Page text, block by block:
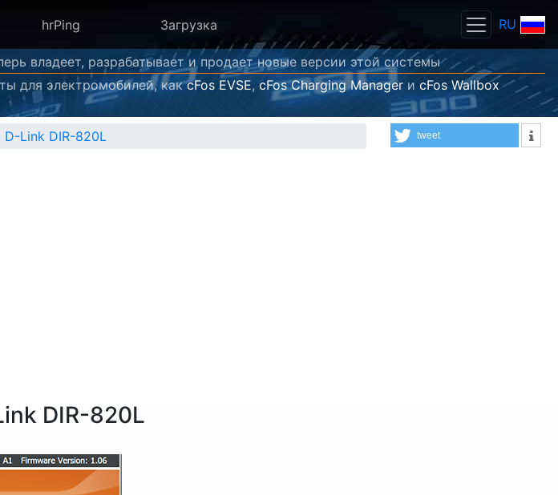
hrPing Загрузка RU
владеет, разрабатывает и продает новые версии этой системы
для электромобилей, какcFos EVSE, cFos Charging Manager и cFos Wallbox
Link DIR-820L tweet
DIR-820L